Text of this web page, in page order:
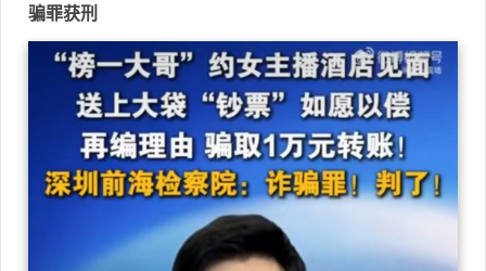
骗罪获刑